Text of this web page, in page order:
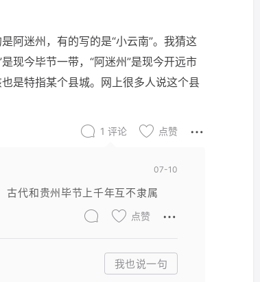
阿迷州，有的写的是“小云南”。我猜这
现今毕节一带，“阿迷州”是现今开远市
是特指某个县城。网上很多人说这个县
1 评论 点赞
07-10
古代和贵州毕节上千年互不隶属
点赞
我也说一句